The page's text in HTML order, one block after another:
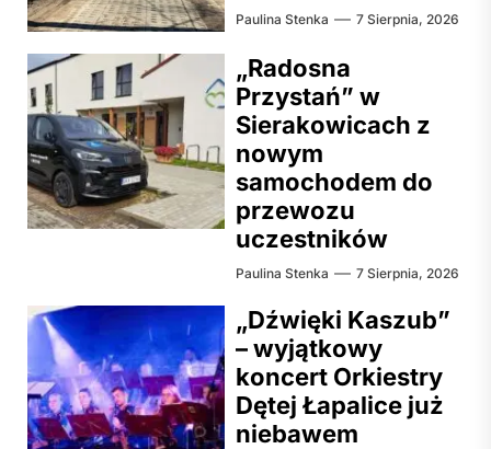
Paulina Stenka 7 Sierpnia, 2026
„Radosna
Przystań” w
Sierakowicach z
nowym
samochodem do
przewozu
uczestników
Paulina Stenka 7 Sierpnia, 2026
„Dźwięki Kaszub”
– wyjątkowy
koncert Orkiestry
Dętej Łapalice już
niebawem